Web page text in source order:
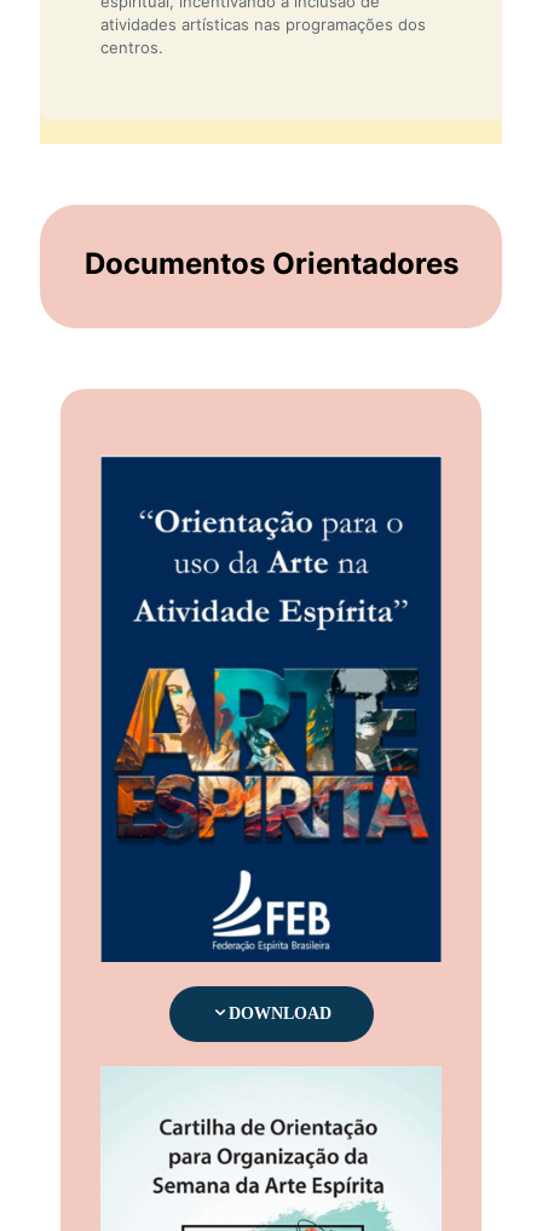
atividades artísticas nas programações dos
centros.
Documentos Orientadores
DOWNLOAD